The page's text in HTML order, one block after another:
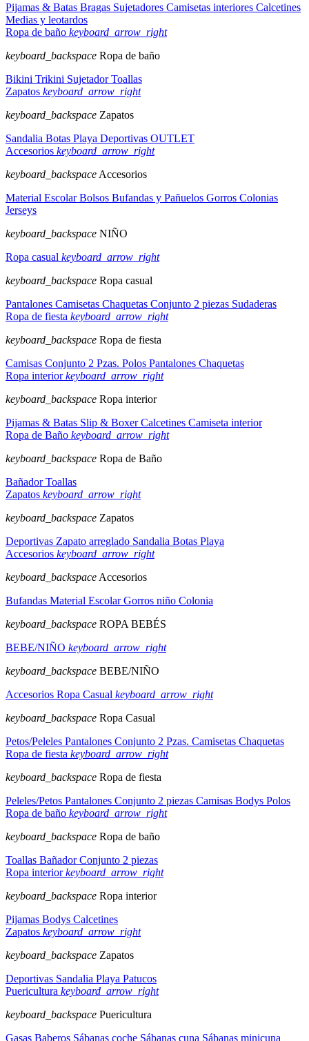
Pijamas & Batas Bragas Sujetadores Camisetas interiores Calcetines
Medias y leotardos
Ropa de baño keyboard_arrow_right
keyboard_backspace Ropa de baño
Bikini Trikini SujetadorToallas
Zapatos keyboard_arrow_right
keyboard_backspace Zapatos
Sandalia Botas Playa Deportivas OUTLET
Accesorios keyboard_arrow_right
keyboard_backspace Accesorios
Material EscolarBolsos Bufandas y Pañuelos Gorros Colonias
Jerseys
keyboard_backspace NIÑO
Ropa casual keyboard_arrow_right
keyboard_backspace Ropa casual
Pantalones Camisetas Chaquetas Conjunto 2 piezas Sudaderas
Ropa de fiesta keyboard_arrow_right
keyboard_backspace Ropa de fiesta
Camisas Conjunto 2 Pzas. Polos Pantalones Chaquetas
Ropa interiorkeyboard_arrow_right
keyboard_backspace Ropa interior
Pijamas & Batas Slip & BoxerCalcetines Camiseta interior
Ropa de Baño keyboard_arrow_right
keyboard_backspace Ropa de Baño
BañadorToallas
Zapatos keyboard_arrow_right
keyboard_backspace Zapatos
Deportivas Zapato arreglado Sandalia Botas Playa
Accesorios keyboard_arrow_right
keyboard_backspace Accesorios
Bufandas Material EscolarGorros niño Colonia
keyboard_backspace ROPA BEBÉS
BEBE/NIÑO keyboard_arrow_right
keyboard_backspace BEBE/NIÑO
Accesorios Ropa Casual keyboard_arrow_right
keyboard_backspace Ropa Casual
Petos/Peleles Pantalones Conjunto 2 Pzas. Camisetas Chaquetas
Ropa de fiesta keyboard_arrow_right
keyboard_backspace Ropa de fiesta
Peleles/Petos Pantalones Conjunto 2 piezas Camisas Bodys Polos
Ropa de baño keyboard_arrow_right
keyboard_backspace Ropa de baño
Toallas BañadorConjunto 2 piezas
Ropa interiorkeyboard_arrow_right
keyboard_backspace Ropa interior
Pijamas Bodys Calcetines
Zapatos keyboard_arrow_right
keyboard_backspace Zapatos
Deportivas Sandalia Playa Patucos
Puericultura keyboard_arrow_right
keyboard_backspace Puericultura
Gasas Baberos Sábanas coche Sábanas cuna Sábanas minicuna